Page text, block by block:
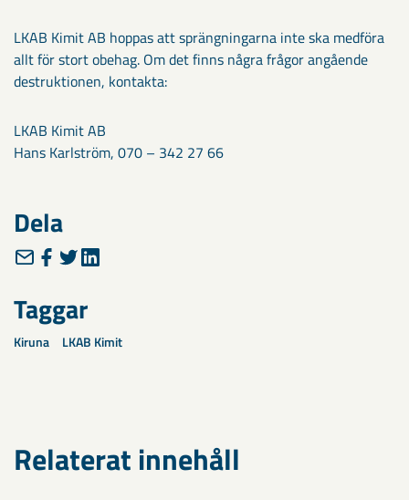
LKAB Kimit AB hoppas att sprängningarna inte ska medföra
allt för stort obehag. Om det finns några frågor angående
destruktionen, kontakta:
LKAB Kimit AB
Hans Karlström, 070 – 342 27 66
Dela
Taggar
Kiruna LKAB Kimit
Relaterat innehåll